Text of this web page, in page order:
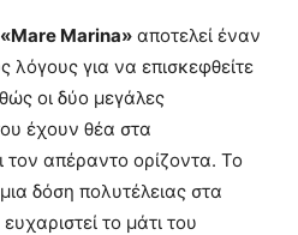
Marina» αποτελεί έναν
λόγους για να επισκεφθείτε
οι δύο μεγάλες
έχουν θέα στα
απέραντο ορίζοντα. Το
δόση πολυτέλειας στα
το μάτι του